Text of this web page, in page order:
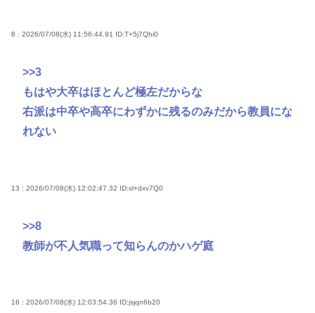
8 : 2026/07/08(水) 11:56:44.91 ID:T+5j7Qhi0
>>3
もはや大卒はほとんど極左だからな
右派は中卒や高卒にわずかに残るのみだから教員にな
れない
13 : 2026/07/08(水) 12:02:47.32 ID:xl+dxv7Q0
>>8
教師が不人気職って知らんのかハゲ庭
16 : 2026/07/08(水) 12:03:54.36 ID:jsjqn6b20